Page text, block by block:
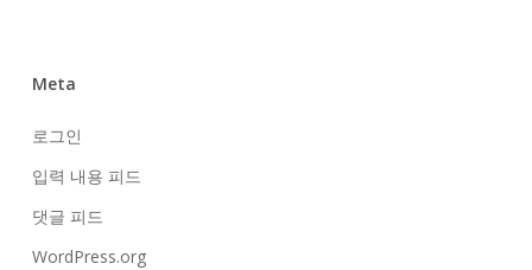
Meta
로그인
입력 내용 피드
댓글 피드
WordPress.org